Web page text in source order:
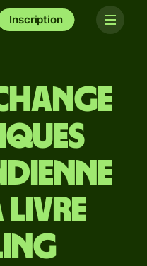
Inscription
livre